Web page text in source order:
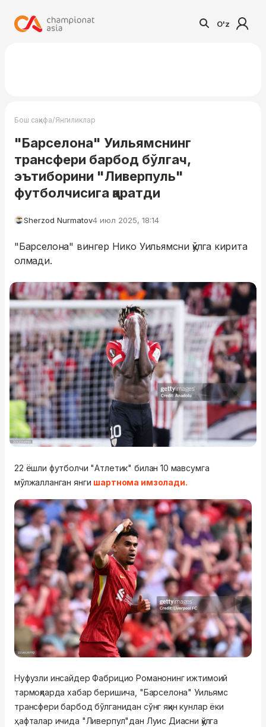
O'z
Бош саҳифа/Янгиликлар
"Барселона" Уильямснинг
трансфери барбод бўлгач,
эътиборини "Ливерпуль"
футболчисига қаратди
Sherzod Nurmatov4 июл 2025, 18:14
"Барселона" вингер Нико Уильямсни қўлга кирита
олмади.
22 ёшли футболчи "Атлетик" билан 10 мавсумга
мўлжалланган янги шартнома имзолади.
Нуфузли инсайдер Фабрицио Романонинг ижтимоий
тармоқларда хабар беришича, "Барселона" Уильямс
трансфери барбод бўлганидан сўнг яқин кунлар ёки
ҳафталар ичида "Ливерпул"дан Луис Диасни қўлга